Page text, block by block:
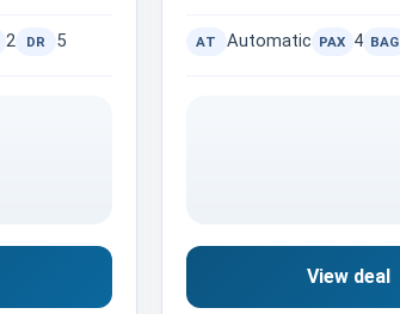
2 DR 5 AT Automatic PAX 4 BAG
View deal